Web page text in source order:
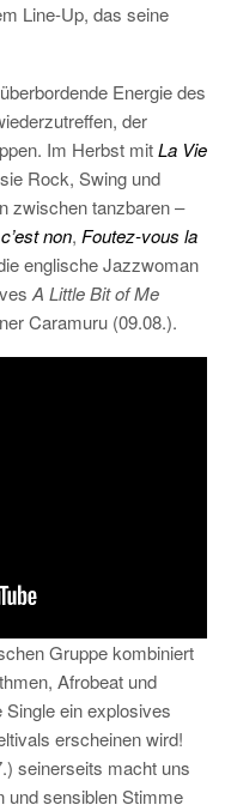
Line-Up, das seine
Energie des
der
Im Herbst mitLa Vie
Rock, Swing und
zwischen tanzbaren –
non, Foutez-vous la
englische Jazzwoman
A Little Bit of Me
Caramuru (09.08.).
Gruppe kombiniert
Afrobeat und
Single ein explosives
erscheinen wird!
seinerseits macht uns
und sensiblen Stimme